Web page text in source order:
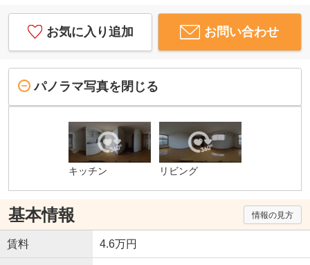
お気に入り追加 お問い合わせ
パノラマ写真を閉じる
キッチン リビング
基本情報 情報の見方
賃料 4.6万円